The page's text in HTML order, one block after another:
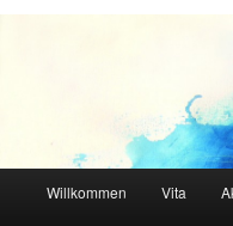
Willkommen Vita